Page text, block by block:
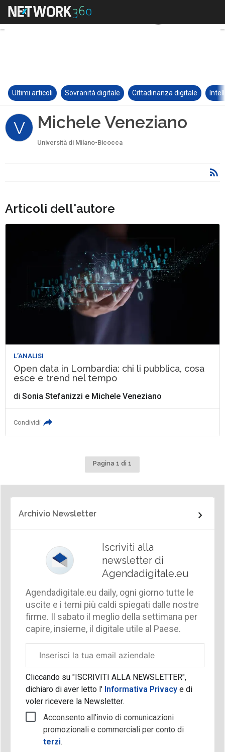
Ultimi articoli Sovranità digitale Cittadinanza digitale
V Michele Veneziano
Università di Milano-Bicocca
Articoli dell'autore
L’ANALISI
Open data in Lombardia: chi li pubblica, cosa
esce e trend nel tempo
diSonia Stefanizzi e Michele Veneziano
Condividi
Pagina 1 di 1
Archivio Newsletter
Iscriviti alla
newsletter di
Agendadigitale.eu
Agendadigitale.eu daily, ogni giorno tutte le
uscite e i temi più caldi spiegati dalle nostre
firme. Il sabato il meglio della settimana per
capire, insieme, il digitale utile al Paese.
aziendale
Cliccando su "ISCRIVITI ALLA NEWSLETTER",
dichiaro di aver letto l'Informativa Privacy e di
voler ricevere la Newsletter.
Acconsento all'invio di comunicazioni
promozionali e commerciali per conto di
terzi.